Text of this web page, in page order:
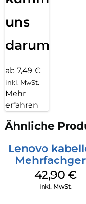
uns
darum!
ab 7,49 €
inkl. MwSt.
Mehr
erfahren
Ähnliche
Lenovo
Luna Grey
42,90 €
inkl. MwSt.